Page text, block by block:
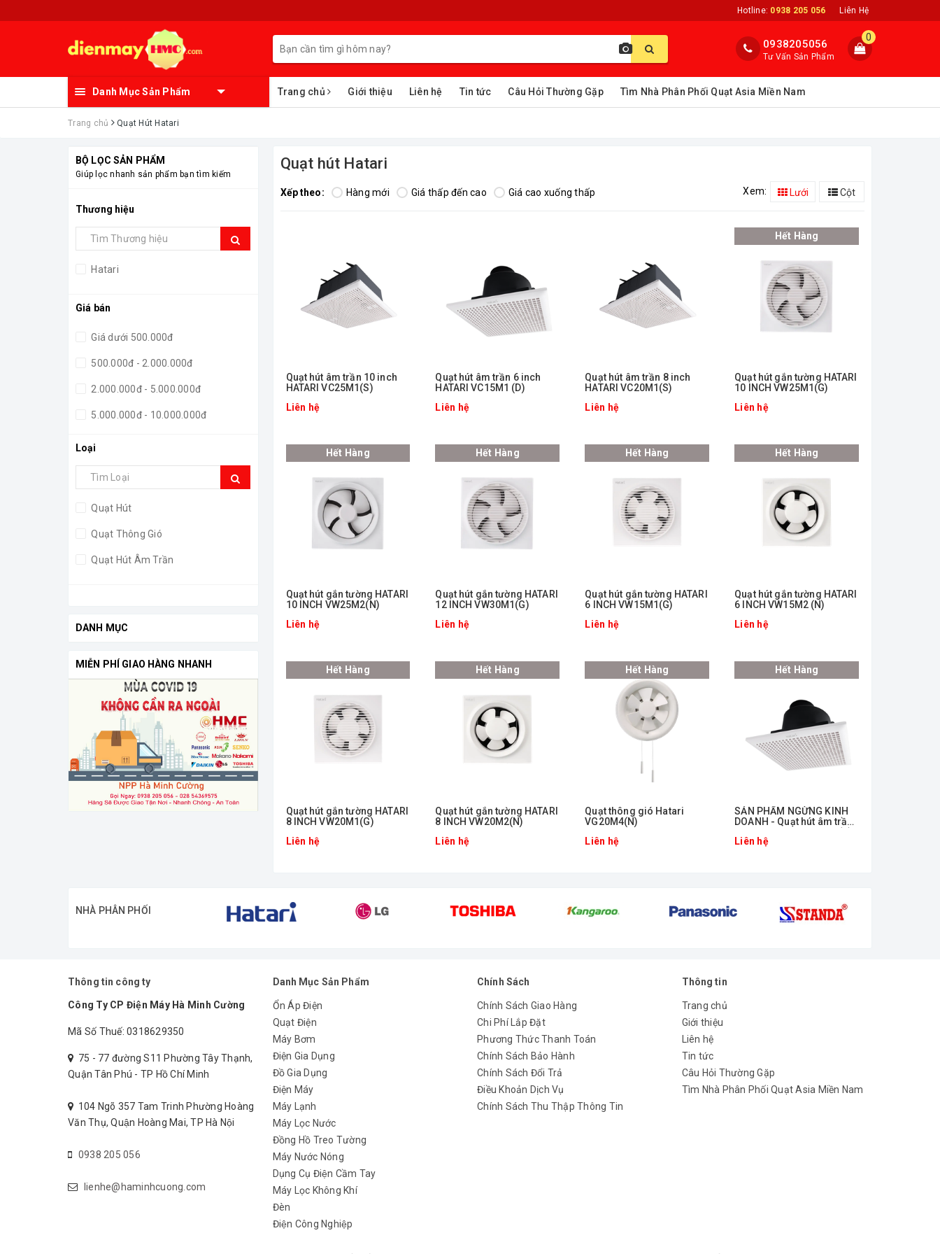
Hotline: 0938 205 056 Liên Hệ
0
0938205056
Tư Vấn Sản Phẩm
Danh Mục Sản Phẩm Trang chủ Giới thiệu Liên hệ Tin tức Câu Hỏi Thường Gặp Tìm Nhà Phân Phối Quạt Asia Miền Nam
Trang chủ Quạt Hút Hatari
BỘ LỌC SẢN PHẨM
Giúp lọc nhanh sản phẩm bạn tìm kiếm
Thương hiệu
Hatari
Giá bán
Giá dưới 500.000đ
500.000đ - 2.000.000đ
2.000.000đ - 5.000.000đ
5.000.000đ - 10.000.000đ
Loại
Quạt Hút
Quạt Thông Gió
Quạt Hút Âm Trần
DANH MỤC
MIỄN PHÍ GIAO HÀNG NHANH
Quạt hút Hatari
Xếp theo: Hàng mới Giá thấp đến cao Giá cao xuống thấp Xem: Lưới Cột
Quạt hút âm trần 10 inch
HATARI VC25M1(S)
Liên hệ
Quạt hút âm trần 6 inch
HATARI VC15M1 (D)
Liên hệ
Quạt hút âm trần 8 inch
HATARI VC20M1(S)
Liên hệ
Hết Hàng
Quạt hút gắn tường HATARI
10 INCH VW25M1(G)
Liên hệ
Hết Hàng
Quạt hút gắn tường HATARI
10 INCH VW25M2(N)
Liên hệ
Hết Hàng
Quạt hút gắn tường HATARI
12 INCH VW30M1(G)
Liên hệ
Hết Hàng
Quạt hút gắn tường HATARI
6 INCH VW15M1(G)
Liên hệ
Hết Hàng
Quạt hút gắn tường HATARI
6 INCH VW15M2 (N)
Liên hệ
Hết Hàng
Quạt hút gắn tường HATARI
8 INCH VW20M1(G)
Liên hệ
Hết Hàng
Quạt hút gắn tường HATARI
8 INCH VW20M2(N)
Liên hệ
Hết Hàng
Quạt thông gió Hatari
VG20M4(N)
Liên hệ
Hết Hàng
ㅤSẢN PHẨM NGỪNG KINH
DOANH - Quạt hút âm trần
Liên hệ
NHÀ PHÂN PHỐI
Thông tin công ty
Công Ty CP Điện Máy Hà Minh Cường
Mã Số Thuế: 0318629350
75 - 77 đường S11 Phường Tây Thạnh,
Quận Tân Phú - TP Hồ Chí Minh
104 Ngõ 357 Tam Trinh Phường Hoàng
Văn Thụ, Quận Hoàng Mai, TP Hà Nội
0938 205 056
lienhe@haminhcuong.com
Danh Mục Sản Phẩm
Ổn Áp Điện
Quạt Điện
Máy Bơm
Điện Gia Dụng
Đồ Gia Dụng
Điện Máy
Máy Lạnh
Máy Lọc Nước
Đồng Hồ Treo Tường
Máy Nước Nóng
Dụng Cụ Điện Cầm Tay
Máy Lọc Không Khí
Đèn
Điện Công Nghiệp
Chính Sách
Chính Sách Giao Hàng
Chi Phí Lắp Đặt
Phương Thức Thanh Toán
Chính Sách Bảo Hành
Chính Sách Đổi Trả
Điều Khoản Dịch Vụ
Chính Sách Thu Thập Thông Tin
Thông tin
Trang chủ
Giới thiệu
Liên hệ
Tin tức
Câu Hỏi Thường Gặp
Tìm Nhà Phân Phối Quạt Asia Miền Nam